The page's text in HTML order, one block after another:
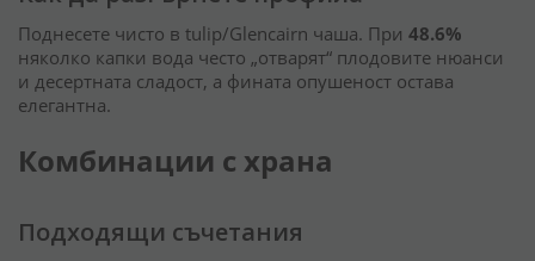
Поднесете чисто в tulip/Glencairn чаша. При 48.6%
няколко капки вода често „отварят“ плодовите нюанси
и десертната сладост, а фината опушеност остава
елегантна.
Комбинации с храна
Подходящи съчетания